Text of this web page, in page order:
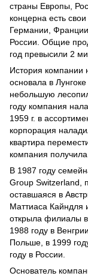
страны Европы,
концерна есть
Германии,
России. Общие
год превысили 2
История компании
основала в
небольшую
году компания
1959 г. в
корпорация
квартира
компания
В 1987 году
Group Switzerland,
оставшаяся в
Маттиаса Кайндля
открыла филиалы в
1988 году в
Польше, в 1999
году в России.
Основатель